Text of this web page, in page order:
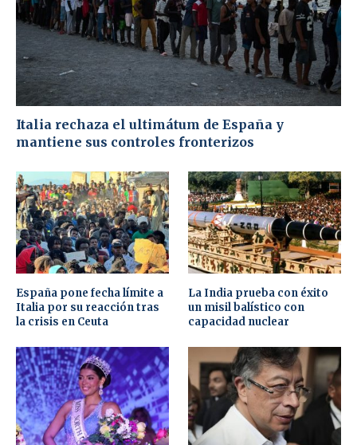
Italia rechaza el ultimátum de España y
mantiene sus controles fronterizos
España pone fecha límite a
Italia por su reacción tras
la crisis en Ceuta
La India prueba con éxito
un misil balístico con
capacidad nuclear